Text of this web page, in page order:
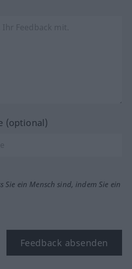
(optional)
Sie ein Mensch sind, indem Sie ein
Feedback absenden